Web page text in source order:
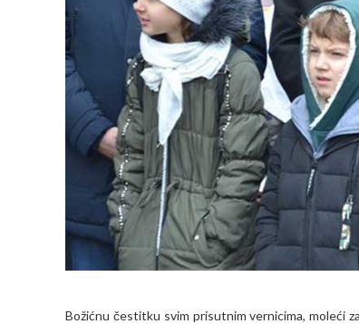
Božićnu čestitku svim prisutnim vernicima, moleći